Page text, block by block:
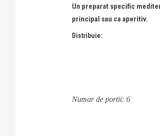
Un preparat specific
principal sau ca aperitiv.
Distribuie:
Numar de portii: 6